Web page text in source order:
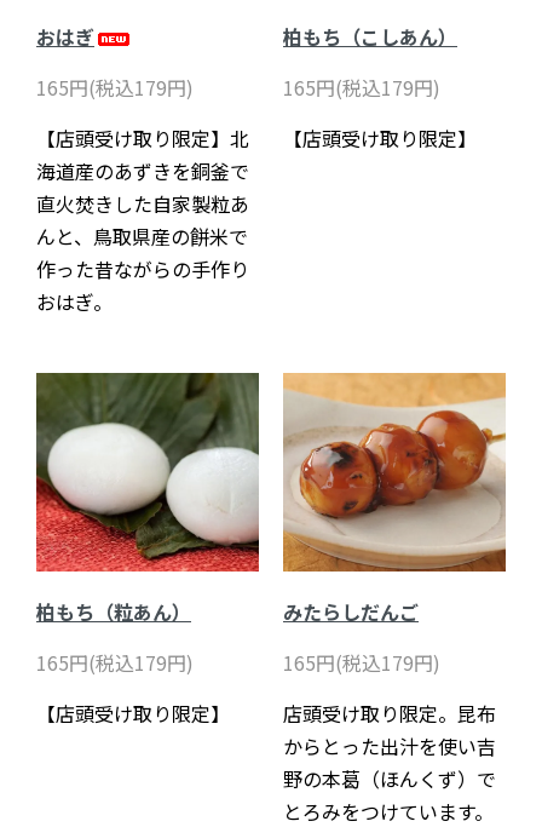
おはぎ
165円(税込179円)
【店頭受け取り限定】北
海道産のあずきを銅釜で
直火焚きした自家製粒あ
んと、鳥取県産の餅米で
作った昔ながらの手作り
おはぎ。
柏もち（こしあん）
165円(税込179円)
【店頭受け取り限定】
柏もち（粒あん）
165円(税込179円)
【店頭受け取り限定】
みたらしだんご
165円(税込179円)
店頭受け取り限定。昆布
からとった出汁を使い吉
野の本葛（ほんくず）で
とろみをつけています。